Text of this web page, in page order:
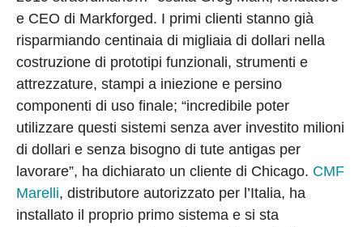
e CEO di Markforged. I primi clienti stanno già
risparmiando centinaia di migliaia di dollari nella
costruzione di prototipi funzionali, strumenti e
attrezzature, stampi a iniezione e persino
componenti di uso finale; “incredibile poter
utilizzare questi sistemi senza aver investito milioni
di dollari e senza bisogno di tute antigas per
lavorare”, ha dichiarato un cliente di Chicago. CMF
Marelli, distributore autorizzato per l’Italia, ha
installato il proprio primo sistema e si sta